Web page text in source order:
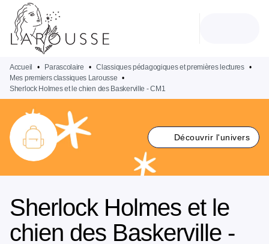
MENU
PIED DE PAGE
Accueil • Parascolaire • Classiques pédagogiques et premières lectures •
Mes premiers classiques Larousse
•
Sherlock Holmes et le chien des Baskerville - CM1
Découvrir l'univers
Sherlock Holmes et le
chien des Baskerville -